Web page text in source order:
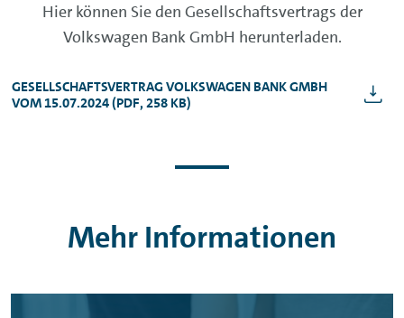
Hier können Sie den Gesellschaftsvertrags der
Volkswagen Bank GmbH herunterladen.
GESELLSCHAFTSVERTRAG VOLKSWAGEN BANK GMBH
VOM 15.07.2024 (PDF, 258 KB)
Mehr Informationen